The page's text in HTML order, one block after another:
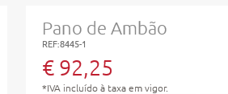
Pano de Ambão
REF:8445-1
€ 92,25
*IVA incluído à taxa em vigor.